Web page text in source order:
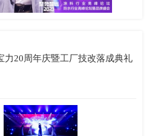
20周年庆暨工厂技改落成典礼